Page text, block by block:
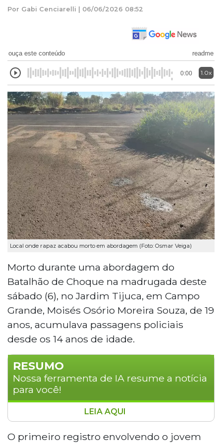
Por Gabi Cenciarelli | 06/06/2026 08:52
ouça este conteúdo readme
0:00 1.0x
Local onde rapaz acabou morto em abordagem (Foto: Osmar Veiga)
Morto durante uma abordagem do
Batalhão de Choque na madrugada deste
sábado (6), no Jardim Tijuca, em Campo
Grande, Moisés Osório Moreira Souza, de 19
anos, acumulava passagens policiais
desde os 14 anos de idade.
RESUMO
Nossa ferramenta de IA resume a notícia
para você!
Moisés Osório Moreira Souza, de 19 anos,
morreu baleado durante abordagem do
LEIA AQUI
O primeiro registro envolvendo o jovem